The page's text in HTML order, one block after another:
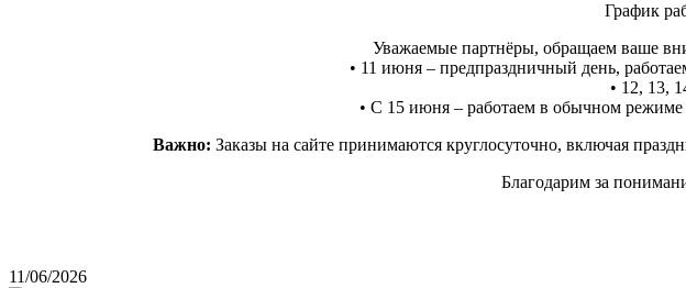
График
Уважаемые партнёры, обращаем ваше
• 11 июня – предпраздничный день,
• 12, 13,
• С 15 июня – работаем в обычном
Важно: Заказы на сайте принимаются круглосуточно, включая
Благодарим за
11/06/2026